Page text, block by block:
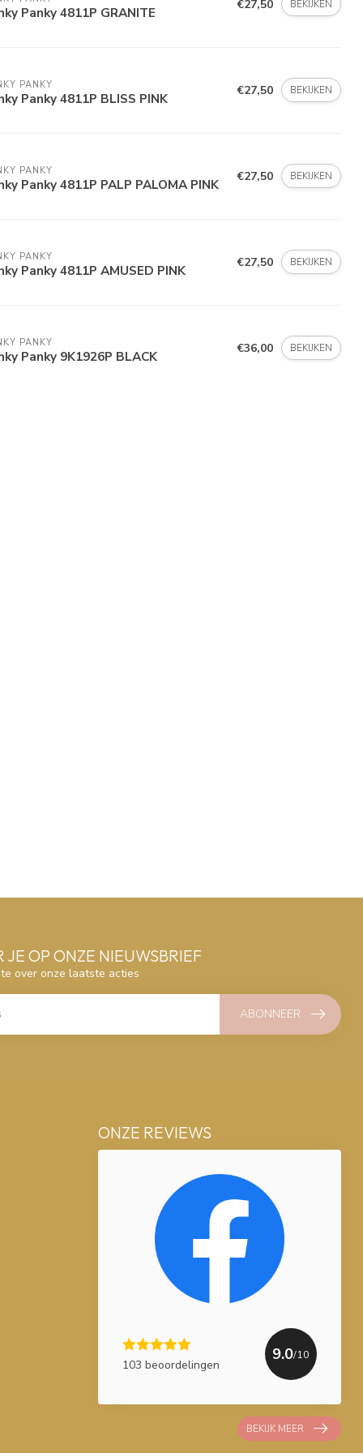
Panky 4811P GRANITE €27,50 BEKIJKEN
PANKY
Panky 4811P BLISS PINK €27,50 BEKIJKEN
PANKY
Panky 4811P PALP PALOMA PINK €27,50 BEKIJKEN
PANKY
Panky 4811P AMUSED PINK €27,50 BEKIJKEN
PANKY
Panky 9K1926P BLACK €36,00 BEKIJKEN
JE OP ONZE NIEUWSBRIEF
over onze laatste acties
ABONNEER
ONZE REVIEWS
103 beoordelingen
9.0/10
BEKIJK MEER